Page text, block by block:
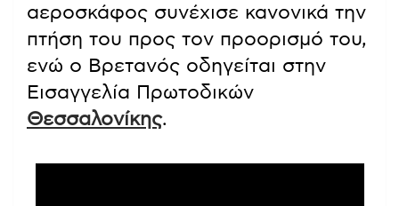
αεροσκάφος συνέχισε κανονικά την
πτήση του προς τον προορισμό του,
ενώ ο Βρετανός οδηγείται στην
Εισαγγελία Πρωτοδικών
Θεσσαλονίκης.